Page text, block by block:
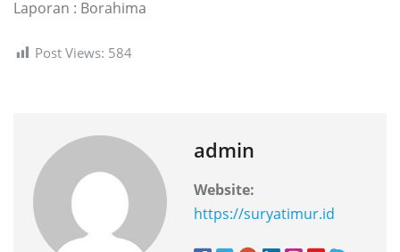
Laporan : Borahima
Post Views: 584
admin
Website:
https://suryatimur.id